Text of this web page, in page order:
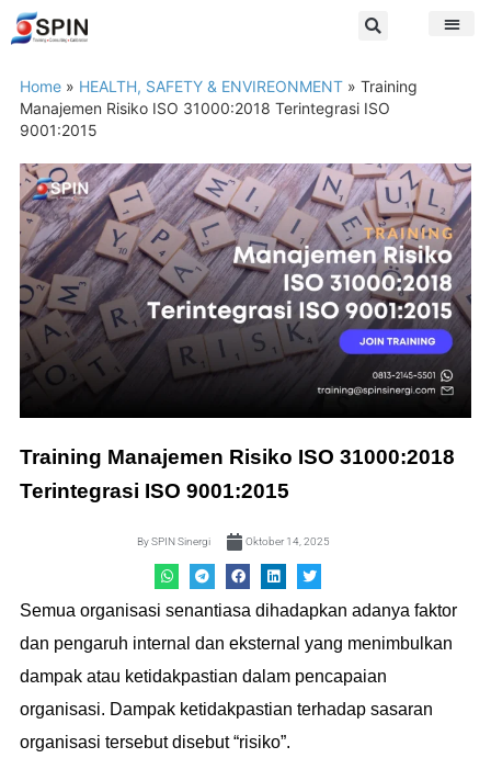
Home » HEALTH, SAFETY & ENVIREONMENT » Training
Manajemen Risiko ISO 31000:2018 Terintegrasi ISO
9001:2015
Training Manajemen Risiko ISO 31000:2018
Terintegrasi ISO 9001:2015
BySPIN Sinergi Oktober 14, 2025
Semua organisasi senantiasa dihadapkan adanya faktor
dan pengaruh internal dan eksternal yang menimbulkan
dampak atau ketidakpastian dalam pencapaian
organisasi. Dampak ketidakpastian terhadap sasaran
organisasi tersebut disebut “risiko”.